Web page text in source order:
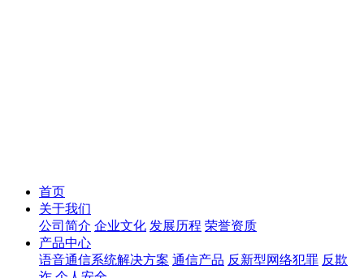
首页
关于我们
公司简介 企业文化 发展历程 荣誉资质
产品中心
语音通信系统解决方案 通信产品 反新型网络犯罪 反欺